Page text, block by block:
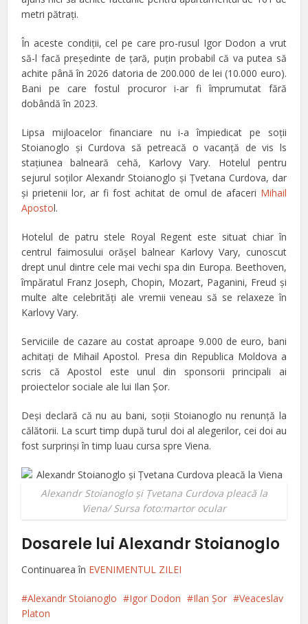
metri pătraţi.
În aceste condiţii, cel pe care pro-rusul Igor Dodon a vrut
să-l facă preşedinte de ţară, puţin probabil că va putea să
achite până în 2026 datoria de 200.000 de lei (10.000 euro).
Bani pe care fostul procuror i-ar fi împrumutat fără
dobândă în 2023.
Lipsa mijloacelor financiare nu i-a împiedicat pe soţii
Stoianoglo şi Curdova să petreacă o vacanţă de vis ls
stațiunea balneară cehă, Karlovy Vary. Hotelul pentru
sejurul soților Alexandr Stoianoglo și Țvetana Curdova, dar
și prietenii lor, ar fi fost achitat de omul de afaceri Mihail
Apostol.
Hotelul de patru stele Royal Regent este situat chiar în
centrul faimosului orășel balnear Karlovy Vary, cunoscut
drept unul dintre cele mai vechi spa din Europa. Beethoven,
împăratul Franz Joseph, Chopin, Mozart, Paganini, Freud şi
multe alte celebrităţi ale vremii veneau să se relaxeze în
Karlovy Vary.
Serviciile de cazare au costat aproape 9.000 de euro, bani
achitați de Mihail Apostol. Presa din Republica Moldova a
scris că Apostol este unul din sponsorii principali ai
proiectelor sociale ale lui Ilan Şor.
Deşi declară că nu au bani, soţii Stoianoglo nu renunţă la
călătorii. La scurt timp după turul doi al alegerilor, cei doi au
fost surprinşi în timp luau cursa spre Viena.
Alexandr Stoianoglo şi Ţvetana Curdova pleacă la
Viena/ Sursa foto:martor ocular
Dosarele lui Alexandr Stoianoglo
Continuarea în EVENIMENTUL ZILEI
Alexandr Stoianoglo Igor Dodon Ilan Şor
Veaceslav
Platon